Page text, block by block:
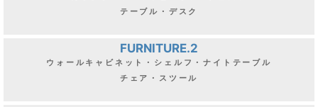
テーブル・デスク
FURNITURE.2
ウォールキャビネット・シェルフ・ナイトテーブル
チェア・スツール